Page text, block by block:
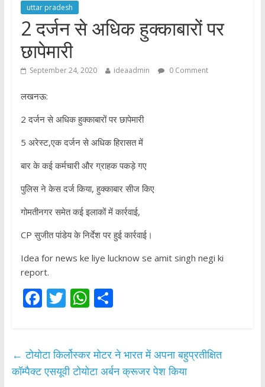
uttar pradesh
2 दर्जन से अधिक हुक्काबारों पर
छापेमारी
September 24, 2020 ideaadmin 0 Comment
लखनऊ:
2 दर्जन से अधिक हुक्काबारों पर छापेमारी
5 अरेस्ट,एक दर्जन से अधिक हिरासत में
बार के कई कर्मचारी और ग्राहक पकड़े गए
पुलिस ने केस दर्ज किया, हुक्काबार सीज किए
गोमतीनगर समेत कई इलाकों में कार्रवाई,
CP सुजीत पांडेय के निर्देश पर हुई कार्रवाई।
Idea for news ke liye lucknow se amit singh negi ki
report.
F
b
o
T
er
W
s
A
S
e
← टोयोटा किर्लोस्कर मोटर ने भारत में अपना बहुप्रतीक्षित
कॉम्पैक्ट एसयूवी टोयोटा अर्बन क्रूजर पेश किया